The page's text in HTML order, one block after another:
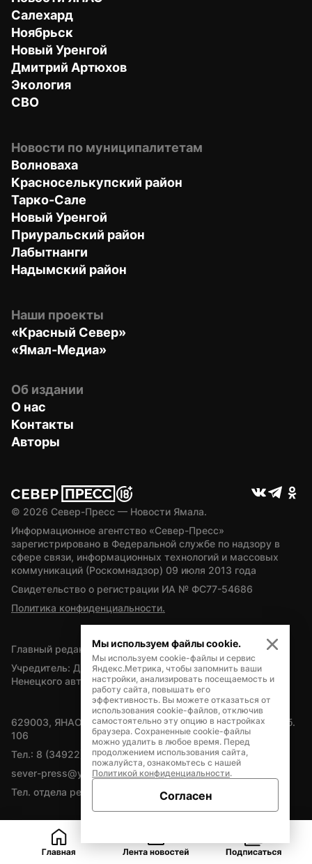
Салехард
Ноябрьск
Новый Уренгой
Дмитрий Артюхов
Экология
СВО
Новости по муниципалитетам
Волноваха
Красноселькупский район
Тарко-Сале
Новый Уренгой
Приуральский район
Лабытнанги
Надымский район
Наши проекты
«Красный Север»
«Ямал-Медиа»
Об издании
О нас
Контакты
Авторы
© 2026 Север-Пресс — Новости Ямала.
Информационное агентство «Север-Пресс»
зарегистрировано в Федеральной службе по надзору в
сфере связи, информационных технологий и массовых
коммуникаций (Роскомнадзор) 09 июля 2013 года
Свидетельство о регистрации ИА № ФС77-54686
Политика конфиденциальности.
Главный редактор — А.Л. Поздеев
Учредитель: Департамент внутренней политики Ямало-
Ненецкого автономного округа
629003, ЯНАО, Салехард, мкр. Богдана Кнунянца, д.1, каб.
106
Тел.: 8 (34922) 71262
sever-press@yamal-media.ru
Тел. отдела рекламы: 8 (34922) 42728
Мы используем файлы cookie.
Мы используем cookie-файлы и сервис
Яндекс.Метрика, чтобы запомнить ваши
настройки, анализировать посещаемость и
работу сайта, повышать его
эффективность. Вы можете отказаться от
использования cookie-файлов, отключив
самостоятельно эту опцию в настройках
браузера. Сохраненные cookie-файлы
можно удалить в любое время. Перед
продолжением использования сайта,
пожалуйста, ознакомьтесь с нашей
Политикой конфиденциальности.
Согласен